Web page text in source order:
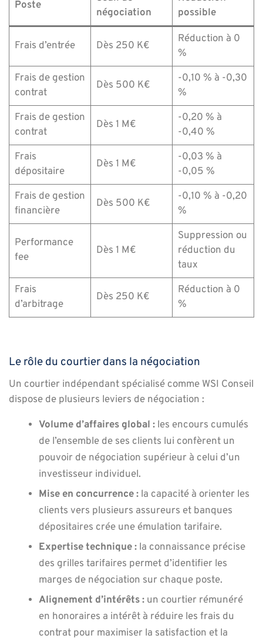
Poste
négociation
possible
Frais d’entrée Dès 250 K€
Réduction à 0
%
Frais de gestion
contrat
Dès 500 K€
-0,10 % à -0,30
%
Frais de gestion
contrat
Dès 1 M€
-0,20 % à
-0,40 %
Frais
dépositaire
Dès 1 M€
-0,03 % à
-0,05 %
Frais de gestion
financière
Dès 500 K€
-0,10 % à -0,20
%
Performance
fee
Dès 1 M€
Suppression ou
réduction du
taux
Frais
d’arbitrage
Dès 250 K€
Réduction à 0
%
Le rôle du courtier dans la négociation
Un courtier indépendant spécialisé comme WSI Conseil
dispose de plusieurs leviers de négociation :
Volume d’affaires global : les encours cumulés
de l’ensemble de ses clients lui confèrent un
pouvoir de négociation supérieur à celui d’un
investisseur individuel.
Mise en concurrence : la capacité à orienter les
clients vers plusieurs assureurs et banques
dépositaires crée une émulation tarifaire.
Expertise technique : la connaissance précise
des grilles tarifaires permet d’identifier les
marges de négociation sur chaque poste.
Alignement d’intérêts : un courtier rémunéré
en honoraires a intérêt à réduire les frais du
contrat pour maximiser la satisfaction et la